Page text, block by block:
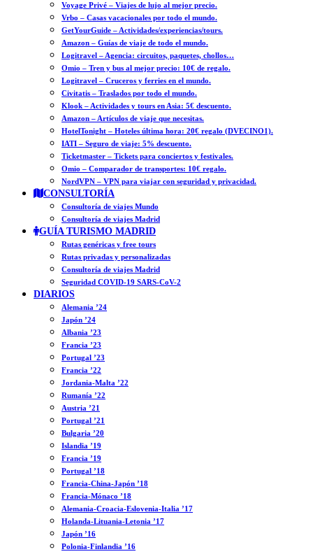
Voyage Privé – Viajes de lujo al mejor precio.
Vrbo – Casas vacacionales por todo el mundo.
GetYourGuide – Actividades/experiencias/tours.
Amazon – Guías de viaje de todo el mundo.
Logitravel – Agencia: circuitos, paquetes, chollos…
Omio – Tren y bus al mejor precio: 10€ de regalo.
Logitravel – Cruceros y ferries en el mundo.
Civitatis – Traslados por todo el mundo.
Klook – Actividades y tours en Asia: 5€ descuento.
Amazon – Artículos de viaje que necesitas.
HotelTonight – Hoteles última hora: 20€ regalo (DVECINO1).
IATI – Seguro de viaje: 5% descuento.
Ticketmaster – Tickets para conciertos y festivales.
Omio – Comparador de transportes: 10€ regalo.
NordVPN – VPN para viajar con seguridad y privacidad.
CONSULTORÍA
Consultoría de viajes Mundo
Consultoría de viajes Madrid
GUÍA TURISMO MADRID
Rutas genéricas y free tours
Rutas privadas y personalizadas
Consultoría de viajes Madrid
Seguridad COVID-19 SARS-CoV-2
DIARIOS
Alemania ’24
Japón ’24
Albania ’23
Francia ’23
Portugal ’23
Francia ’22
Jordania-Malta ’22
Rumanía ’22
Austria ’21
Portugal ’21
Bulgaria ’20
Islandia ’19
Francia ’19
Portugal ’18
Francia-China-Japón ’18
Francia-Mónaco ’18
Alemania-Croacia-Eslovenia-Italia ’17
Holanda-Lituania-Letonia ’17
Japón ’16
Polonia-Finlandia ’16